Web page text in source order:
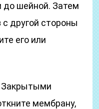
до шейной. Затем
другой стороны
его или
Закрытыми
мембрану,